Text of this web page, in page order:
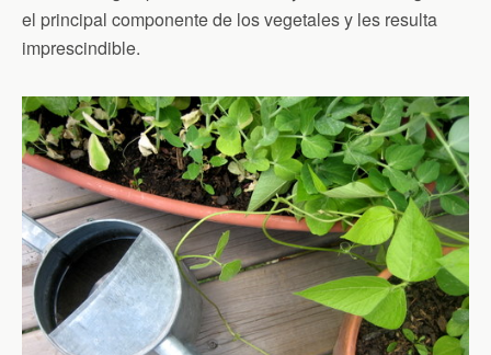
el principal componente de los vegetales y les resulta
imprescindible.